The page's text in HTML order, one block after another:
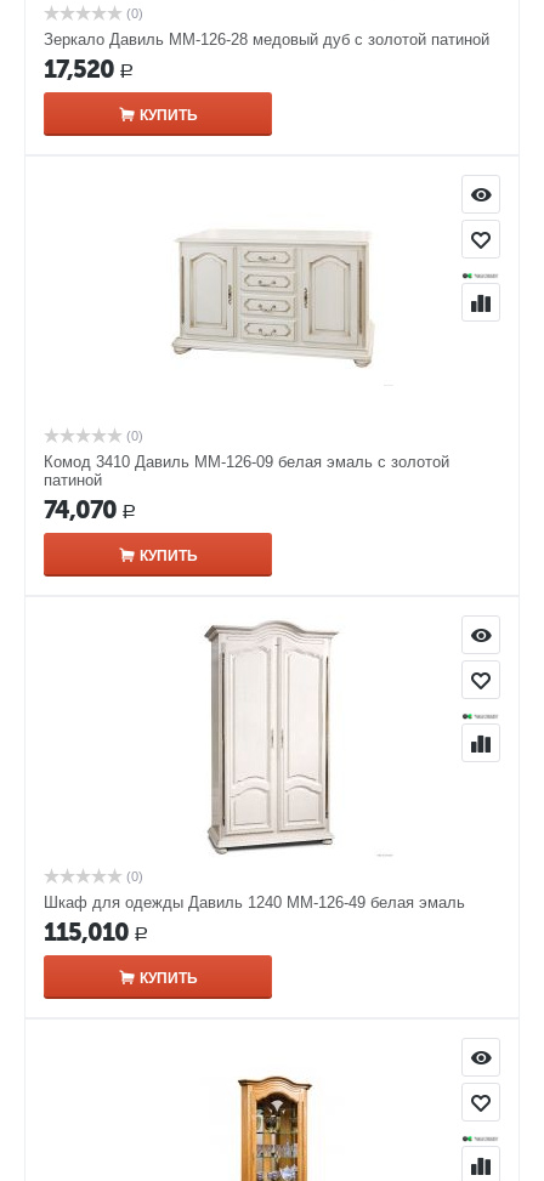
(0)
Зеркало Давиль ММ-126-28 медовый дуб с золотой патиной
17,520 Р
КУПИТЬ
(0)
Комод 3410 Давиль ММ-126-09 белая эмаль с золотой
патиной
74,070 Р
КУПИТЬ
(0)
Шкаф для одежды Давиль 1240 ММ-126-49 белая эмаль
115,010 Р
КУПИТЬ